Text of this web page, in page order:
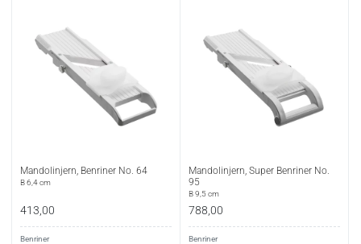
Mandolinjern, Benriner No. 64
B 6,4 cm
413,00
Benriner
Mandolinjern, Super Benriner No.
95
B 9,5 cm
788,00
Benriner